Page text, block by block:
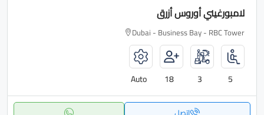
لامبورغيني أوروس أزرق
Dubai - Business Bay - RBC Tower
5
3
18
Auto